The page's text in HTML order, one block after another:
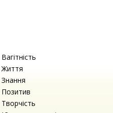
Вагітність
Життя
Знання
Позитив
Творчість